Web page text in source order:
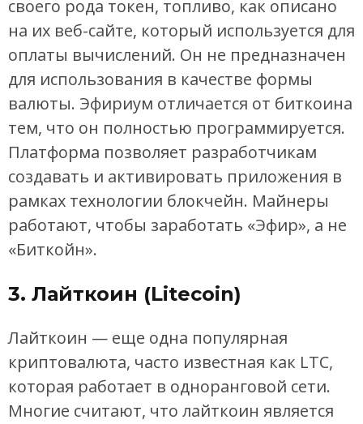
своего рода токен, топливо, как описано
на их веб-сайте, который используется для
оплаты вычислений. Он не предназначен
для использования в качестве формы
валюты. Эфириум отличается от биткоина
тем, что он полностью программируется.
Платформа позволяет разработчикам
создавать и активировать приложения в
рамках технологии блокчейн. Майнеры
работают, чтобы заработать «Эфир», а не
«Биткойн».
3. Лайткоин (Litecoin)
Лайткоин — еще одна популярная
криптовалюта, часто известная как LTC,
которая работает в одноранговой сети.
Многие считают, что лайткоин является